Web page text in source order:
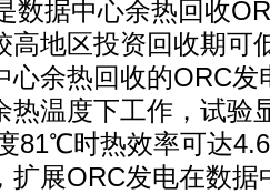
数据中心余热回收
高地区投资回收期可
心余热回收的ORC
温度下工作，试验
81℃时热效率可达
扩展ORC发电在数据